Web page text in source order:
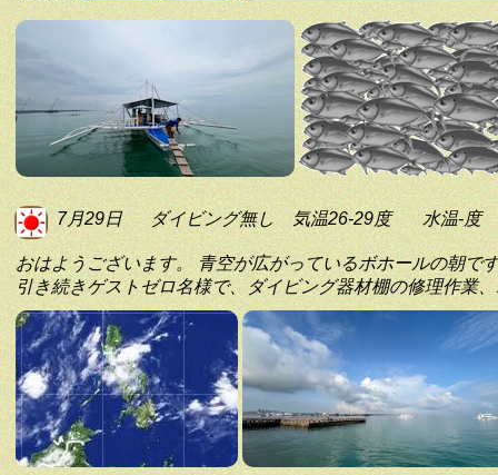
7月29日 ダイビング無し 気温26-29度 水温-度
おはようございます。 青空が広がっているボホールの朝で
引き続きゲストゼロ名様で、ダイビング器材棚の修理作業